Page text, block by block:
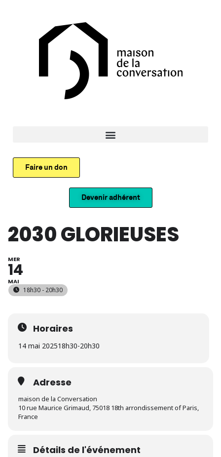
Faire un don
Devenir adhérent
2030 GLORIEUSES
MER
14
MAI
18h30 - 20h30
Horaires
14 mai 202518h30-20h30
Adresse
maison de la Conversation
10 rue Maurice Grimaud, 75018 18th arrondissement of Paris,
France
Détails de l'événement